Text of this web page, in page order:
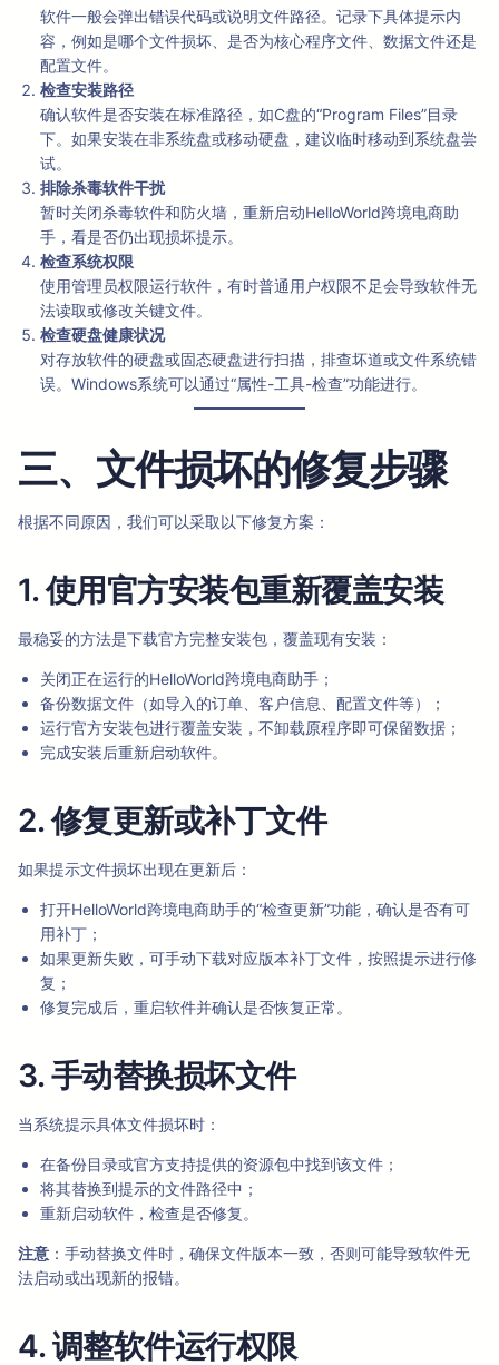
软件一般会弹出错误代码或说明文件路径。记录下具体提示内
容，例如是哪个文件损坏、是否为核心程序文件、数据文件还是
配置文件。
检查安装路径
确认软件是否安装在标准路径，如C盘的“Program Files”目录
下。如果安装在非系统盘或移动硬盘，建议临时移动到系统盘尝
试。
排除杀毒软件干扰
暂时关闭杀毒软件和防火墙，重新启动HelloWorld跨境电商助
手，看是否仍出现损坏提示。
检查系统权限
使用管理员权限运行软件，有时普通用户权限不足会导致软件无
法读取或修改关键文件。
检查硬盘健康状况
对存放软件的硬盘或固态硬盘进行扫描，排查坏道或文件系统错
误。Windows系统可以通过“属性-工具-检查”功能进行。
三、文件损坏的修复步骤
根据不同原因，我们可以采取以下修复方案：
1. 使用官方安装包重新覆盖安装
最稳妥的方法是下载官方完整安装包，覆盖现有安装：
关闭正在运行的HelloWorld跨境电商助手；
备份数据文件（如导入的订单、客户信息、配置文件等）；
运行官方安装包进行覆盖安装，不卸载原程序即可保留数据；
完成安装后重新启动软件。
2. 修复更新或补丁文件
如果提示文件损坏出现在更新后：
打开HelloWorld跨境电商助手的“检查更新”功能，确认是否有可
用补丁；
如果更新失败，可手动下载对应版本补丁文件，按照提示进行修
复；
修复完成后，重启软件并确认是否恢复正常。
3. 手动替换损坏文件
当系统提示具体文件损坏时：
在备份目录或官方支持提供的资源包中找到该文件；
将其替换到提示的文件路径中；
重新启动软件，检查是否修复。
注意 ：手动替换文件时，确保文件版本一致，否则可能导致软件无
法启动或出现新的报错。
4. 调整软件运行权限